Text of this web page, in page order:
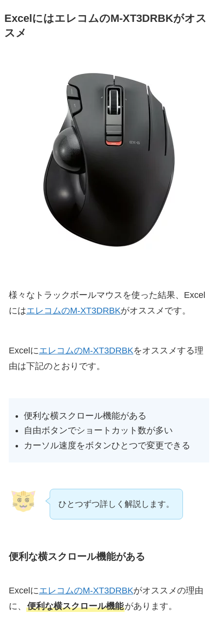
ExcelにはエレコムのM-XT3DRBKがオス
スメ
様々なトラックボールマウスを使った結果、Excel
にはエレコムのM-XT3DRBKがオススメです。
ExcelにエレコムのM-XT3DRBKをオススメする理
由は下記のとおりです。
便利な横スクロール機能がある
自由ボタンでショートカット数が多い
カーソル速度をボタンひとつで変更できる
ひとつずつ詳しく解説します。
便利な横スクロール機能がある
ExcelにエレコムのM-XT3DRBKがオススメの理由
に、 便利な横スクロール機能があります。